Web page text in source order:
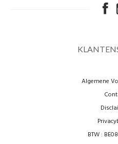
Algemene
BTW :